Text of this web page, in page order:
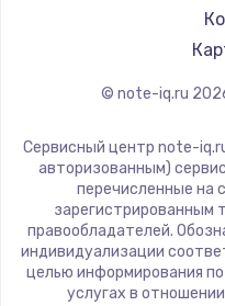
© note-iq.ru
Сервисный центр note-
авторизованным)
перечисленные на
зарегистрированным
правообладателей.
индивидуализации
целью информирования
услугах в